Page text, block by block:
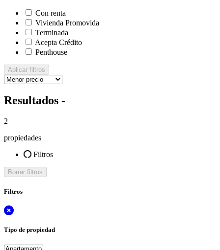
Con renta
Vivienda Promovida
Terminada
Acepta Crédito
Penthouse
Aplicar filtros
Resultados -
2
propiedades
Filtros
Borrar filtros
Filtros
Tipo de propiedad